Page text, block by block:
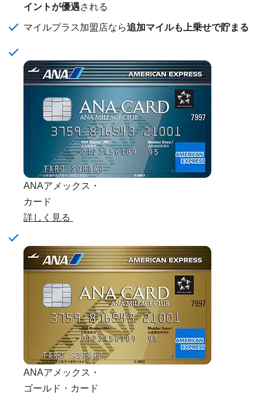
イントが優遇される
マイルプラス加盟店なら追加マイルも上乗せで貯まる
ANAアメックス・
カード
詳しく見る
ANAアメックス・
ゴールド・カード